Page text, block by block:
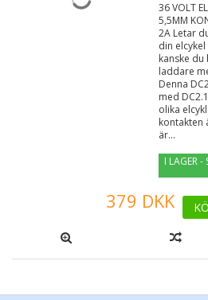
36 VOLT
5,5MM
2A Letar
din
kanske du
laddare
Denna
med
olika
kontakten
är...
I LAGER -
379 DKK